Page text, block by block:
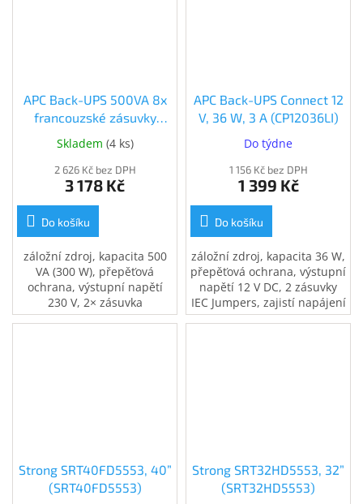
APC Back-UPS 500VA 8x
francouzské zásuvky
(BE500G2-FR)
Skladem (4 ks)
2 626 Kč bez DPH
3 178 Kč
Do košíku
záložní zdroj, kapacita 500
VA (300 W), přepěťová
ochrana, výstupní napětí
230 V, 2× zásuvka
French/Belgian, zajistí
APC Back-UPS Connect 12
V, 36 W, 3 A (CP12036LI)
Do týdne
1 156 Kč bez DPH
1 399 Kč
Do košíku
záložní zdroj, kapacita 36 W,
přepěťová ochrana, výstupní
napětí 12 V DC, 2 zásuvky
IEC Jumpers, zajistí napájení
při výpadku el. proudu
Strong SRT40FD5553, 40”
(SRT40FD5553)
Strong SRT32HD5553, 32”
(SRT32HD5553)